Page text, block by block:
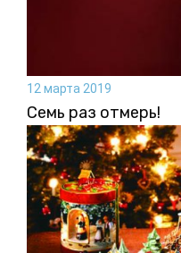
12 марта 2019
Семь раз отмерь!